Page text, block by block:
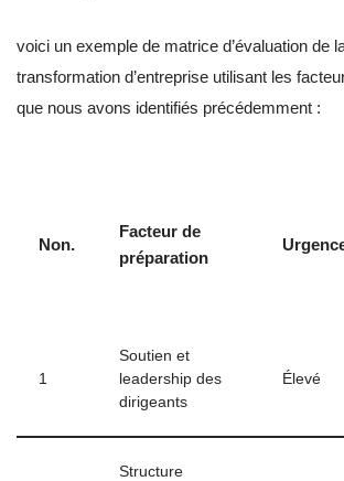
voici un exemple de matrice d’évaluation de
transformation d’entreprise utilisant les
que nous avons identifiés précédemment :
Non.
Facteur de
préparation
1
Soutien et
leadership des
dirigeants
Élevé
Structure